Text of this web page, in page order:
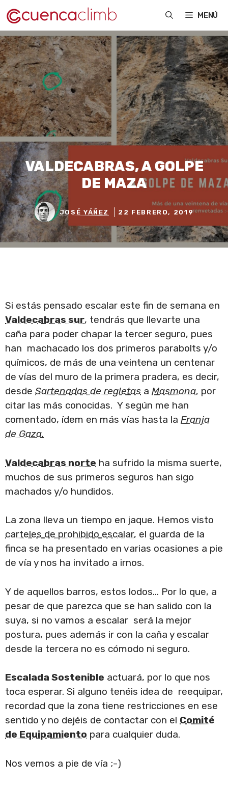
Saltar
al
contenido
MENÚ
VALDECABRAS, A GOLPE
DE MAZA
JOSÉ YÁÑEZ 22 FEBRERO, 2019
Si estás pensado escalar este fin de semana en
Valdecabras sur, tendrás que llevarte una
caña para poder chapar la tercer seguro, pues
han machacado los dos primeros parabolts y/o
químicos, de más de una veintena un centenar
de vías del muro de la primera pradera, es decir,
desde Sartenadas de regletas a Masmona, por
citar las más conocidas. Y según me han
comentado, ídem en más vías hasta la Franja
de Gaza.
Valdecabras norte ha sufrido la misma suerte,
muchos de sus primeros seguros han sigo
machados y/o hundidos.
La zona lleva un tiempo en jaque. Hemos visto
carteles de prohibido escalar, el guarda de la
finca se ha presentado en varias ocasiones a pie
de vía y nos ha invitado a irnos.
Y de aquellos barros, estos lodos… Por lo que, a
pesar de que parezca que se han salido con la
suya, si no vamos a escalar será la mejor
postura, pues además ir con la caña y escalar
desde la tercera no es cómodo ni seguro.
Escalada Sostenible actuará, por lo que nos
toca esperar. Si alguno tenéis idea de reequipar,
recordad que la zona tiene restricciones en ese
sentido y no dejéis de contactar con el Comité
de Equipamiento para cualquier duda.
Nos vemos a pie de vía ;-)